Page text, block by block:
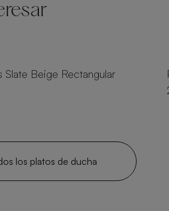
Slate Beige Rectangular
los platos de ducha